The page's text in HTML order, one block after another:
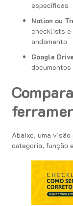
específicas
Notion ou
checklists e
andamento
Google
Abaixo, uma
categoria, função